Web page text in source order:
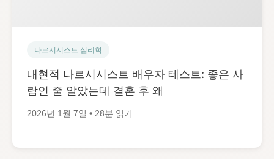
나르시시스트 심리학
내현적 나르시시스트 배우자 테스트: 좋은 사
람인 줄 알았는데 결혼 후 왜
2026년 1월 7일 • 28분 읽기